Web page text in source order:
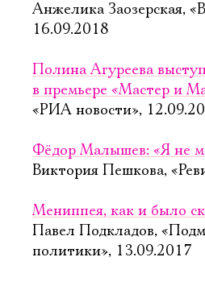
Анжелика Заозерская,
16.09.2018
Полина Агуреева
в премьере «Мастер и
«РИА новости»,
Фёдор Малышев: «Я не
Виктория Пешкова,
Мениппея, как и было
Павел Подкладов,
политики», 13.09.2017